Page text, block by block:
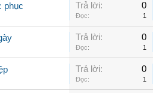
phục Trả lời: 0
Đọc: 1
Trả lời: 0
Đọc: 1
Trả lời: 0
Đọc: 1